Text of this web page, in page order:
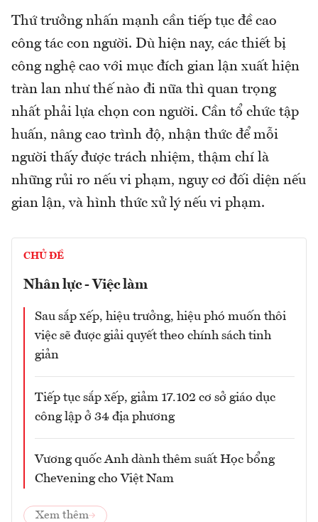
Thứ trưởng nhấn mạnh cần tiếp tục đề cao
công tác con người. Dù hiện nay, các thiết bị
công nghệ cao với mục đích gian lận xuất hiện
tràn lan như thế nào đi nữa thì quan trọng
nhất phải lựa chọn con người. Cần tổ chức tập
huấn, nâng cao trình độ, nhận thức để mỗi
người thấy được trách nhiệm, thậm chí là
những rủi ro nếu vi phạm, nguy cơ đối diện nếu
gian lận, và hình thức xử lý nếu vi phạm.
CHỦ ĐỀ
Nhân lực - Việc làm
Sau sắp xếp, hiệu trưởng, hiệu phó muốn thôi
việc sẽ được giải quyết theo chính sách tinh
giản
Tiếp tục sắp xếp, giảm 17.102 cơ sở giáo dục
công lập ở 34 địa phương
Vương quốc Anh dành thêm suất Học bổng
Chevening cho Việt Nam
Xem thêm